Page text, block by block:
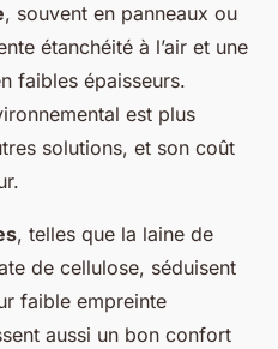
, souvent en panneaux ou
étanchéité à l’air et une
faibles épaisseurs.
est plus
solutions, et son coût
, telles que la laine de
de cellulose, séduisent
faible empreinte
aussi un bon confort